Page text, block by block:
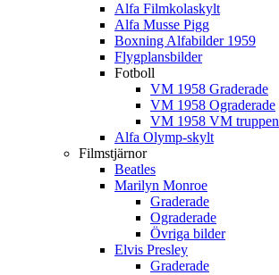
Alfa Filmkolaskylt
Alfa Musse Pigg
Boxning Alfabilder 1959
Flygplansbilder
Fotboll
VM 1958 Graderade
VM 1958 Ograderade
VM 1958 VM truppen
Alfa Olymp-skylt
Filmstjärnor
Beatles
Marilyn Monroe
Graderade
Ograderade
Övriga bilder
Elvis Presley
Graderade